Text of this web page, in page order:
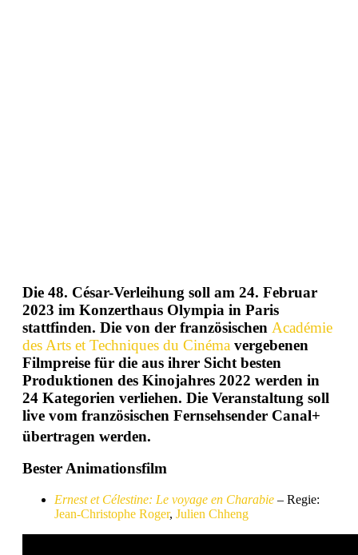
Die 48. César-Verleihung soll am 24. Februar
2023 im Konzerthaus Olympia in Paris
stattfinden. Die von der französischen Académie
des Arts et Techniques du Cinéma vergebenen
Filmpreise für die aus ihrer Sicht besten
Produktionen des Kinojahres 2022 werden in
24 Kategorien verliehen. Die Veranstaltung soll
live vom französischen Fernsehsender Canal+
übertragen werden.
Bester Animationsfilm
Ernest et Célestine: Le voyage en Charabie – Regie:
Jean-Christophe Roger, Julien Chheng